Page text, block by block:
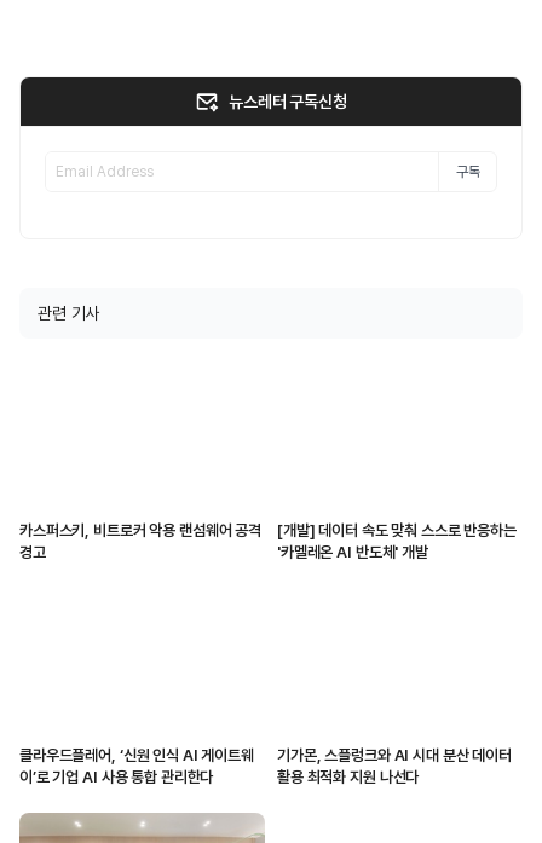
뉴스레터 구독신청
구독
관련 기사
카스퍼스키, 비트로커 악용 랜섬웨어 공격
경고
[개발] 데이터 속도 맞춰 스스로 반응하는
'카멜레온 AI 반도체' 개발
클라우드플레어, ‘신원 인식 AI 게이트웨
이’로 기업 AI 사용 통합 관리한다
기가몬, 스플렁크와 AI 시대 분산 데이터
활용 최적화 지원 나선다